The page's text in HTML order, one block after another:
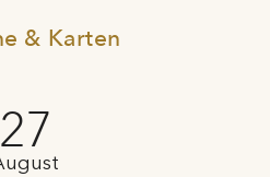
& Karten
27